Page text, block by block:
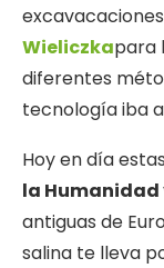
Wieliczkapara
diferentes
tecnología iba
Hoy en día estas
la Humanidad
antiguas de
salina te lleva